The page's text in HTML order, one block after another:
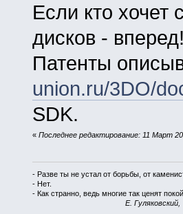
#define
#define
устройство
реализации
#define
устройства)
#define
#define
#define
Если кто хочет
дисков -
Патенты
union.ru/3DO/
SDK.
«Последнее редактирование: 11 Март
- Разве ты не устал от борьбы, от
- Нет.
- Как странно, ведь многие так ценят
E.